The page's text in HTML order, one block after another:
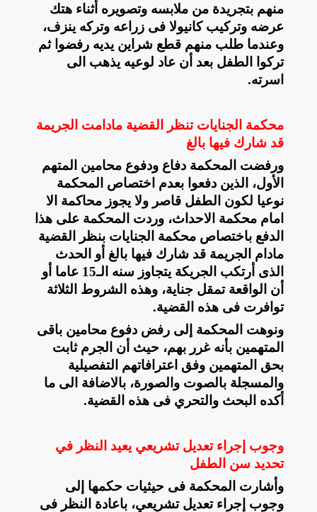
منهم بتجريدة من ملابسه وتصويره أثناء هتك
عرضه وتركيب كانيولا فى زراعه وتركه ينزف،
وعندما طلب منهم قطع شراين يديه رفضوا ثم
تركوا الطفل بعد أن عاد لوعيه يذهب الى
اسرته.
محكمة الجنايات تنظر القضية مادامت الجريمة
قد شارك فيها بالغ
ورفضت المحكمة دفاع ودفوع محامين المتهم
الأول، الذين دفعوا بعدم اختصاص المحكمة
نوعيا لكون الطفل قاصر ولا يجوز محاكمة الا
امام محكمة الاحداث، وردت المحكمة على هذا
الدفع باختصاص محكمة الجنايات بنظر القضية
مادام الجريمة قد شارك فيها بالغ أو الحدث
الذى أرتكب الجريكة يتجاوز سنه الـ15 عاما أو
أن الواقعة تمقل جناية، وهذه الشروط الثلاثة
توافرت فى هذه القضية.
ونوهت المحكمة إلى رفض دفوع محامين باقى
المتهمين بأنه غرر بهم، حيث أن الجرم ثابت
بحق المتهمين وفق اعترافاتهم التفصيلية
والمسجلة بالصوت والصورة، بالاضافة الى ما
أكده البحث والتحري فى هذه القضية.
وجوب إجراء تعديل تشريعي يعيد النظر في
تحديد سن الطفل
وأشارت المحكمة فى حيثيات حكمها إلى
وجوب إجراء تعديل تشريعي، باعادة النظر فى